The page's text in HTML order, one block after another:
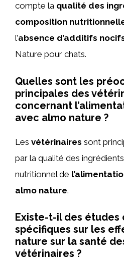
compte la qualité des
composition
l’absence d’additifs
Nature pour chats.
Quelles sont les
principales des
concernant
avec almo nature ?
Les vétérinaires sont
par la qualité des
nutritionnel de
almo nature.
Existe-t-il des études
spécifiques sur les
nature sur la santé
vétérinaires ?